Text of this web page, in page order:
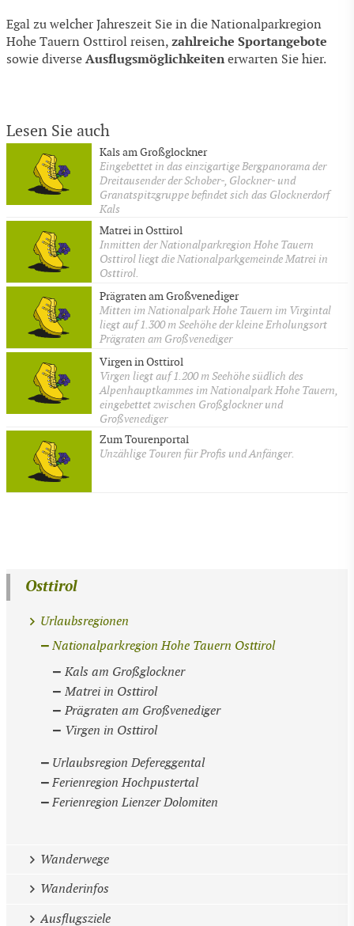
Egal zu welcher Jahreszeit Sie in die Nationalparkregion
Hohe Tauern Osttirol reisen, zahlreiche Sportangebote
sowie diverse Ausflugsmöglichkeiten erwarten Sie hier.
Lesen Sie auch
Kals am Großglockner
Eingebettet in das einzigartige Bergpanorama der
Dreitausender der Schober-, Glockner- und
Granatspitzgruppe befindet sich das Glocknerdorf
Kals
Matrei in Osttirol
Inmitten der Nationalparkregion Hohe Tauern
Osttirol liegt die Nationalparkgemeinde Matrei in
Osttirol.
Prägraten am Großvenediger
Mitten im Nationalpark Hohe Tauern im Virgintal
liegt auf 1.300 m Seehöhe der kleine Erholungsort
Prägraten am Großvenediger
Virgen in Osttirol
Virgen liegt auf 1.200 m Seehöhe südlich des
Alpenhauptkammes im Nationalpark Hohe Tauern,
eingebettet zwischen Großglockner und
Großvenediger
Zum Tourenportal
Unzählige Touren für Profis und Anfänger.
Osttirol
Urlaubsregionen
Nationalparkregion Hohe Tauern Osttirol
Kals am Großglockner
Matrei in Osttirol
Prägraten am Großvenediger
Virgen in Osttirol
Urlaubsregion Defereggental
Ferienregion Hochpustertal
Ferienregion Lienzer Dolomiten
Wanderwege
Wanderinfos
Ausflugsziele